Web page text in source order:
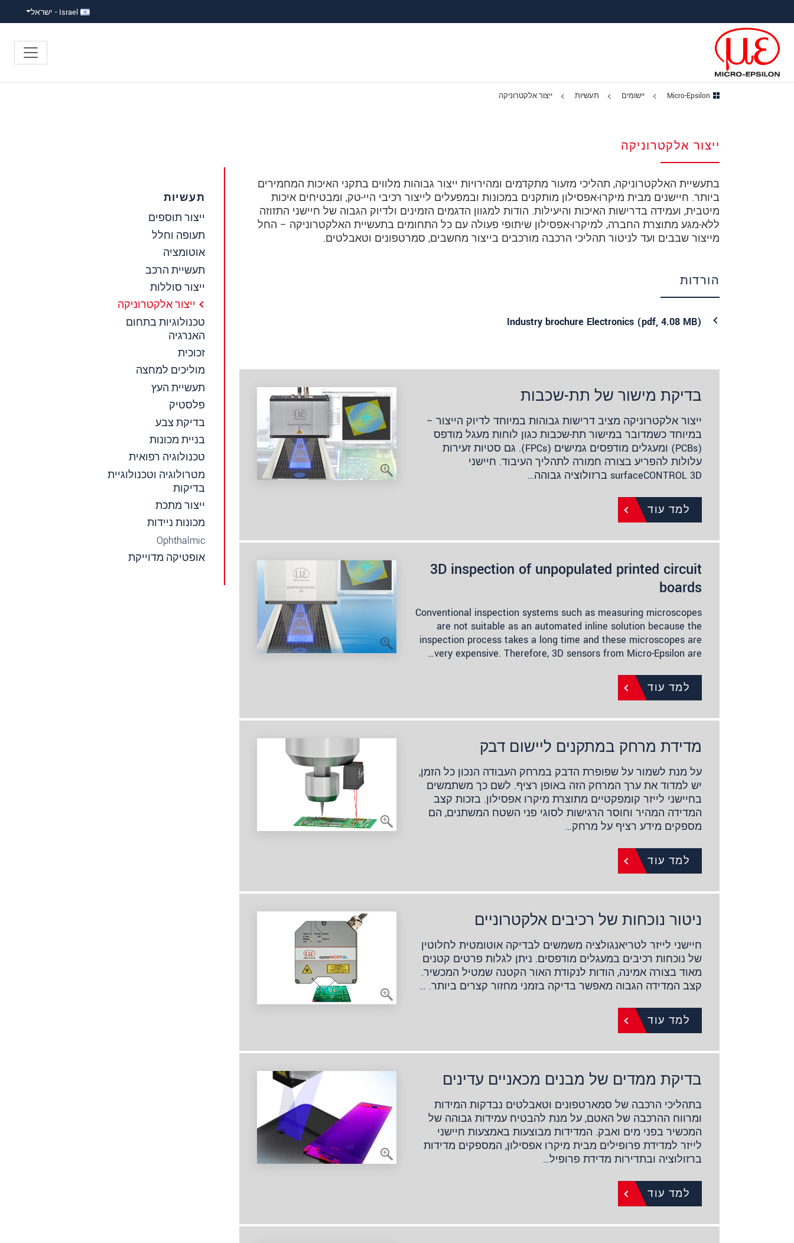
Israel - ישראל
Micro-Epsilon יישומים תעשיות ייצור אלקטרוניקה
ייצור אלקטרוניקה
בתעשיית האלקטרוניקה, תהליכי מזעור מתקדמים ומהירויות ייצור גבוהות מלווים בתקני האיכות המחמירים
ביותר. חיישנים מבית מיקרו-אפסילון מותקנים במכונות ובמפעלים לייצור רכיבי היי-טק, ומבטיחים איכות
מיטבית, ועמידה בדרישות האיכות והיעילות. הודות למגוון הדגמים הזמינים ולדיוק הגבוה של חיישני התזוזה
ללא-מגע מתוצרת החברה, למיקרו-אפסילון שיתופי פעולה עם כל התחומים בתעשיית האלקטרוניקה – החל
מייצור שבבים ועד לניטור תהליכי הרכבה מורכבים בייצור מחשבים, סמרטפונים וטאבלטים.
הורדות
Industry brochure Electronics (pdf, 4.08 MB)
בדיקת מישור של תת-שכבות
ייצור אלקטרוניקה מציב דרישות גבוהות במיוחד לדיוק הייצור –
במיוחד כשמדובר במישור תת-שכבות כגון לוחות מעגל מודפס
(PCBs) ומעגלים מודפסים גמישים (FPCs). גם סטיות זעירות
עלולות להפריע בצורה חמורה לתהליך העיבוד. חיישני
surfaceCONTROL 3D ברזולוציה גבוהה…
למד עוד
3D inspection of unpopulated printed circuit
boards
Conventional inspection systems such as measuring microscopes
are not suitable as an automated inline solution because the
inspection process takes a long time and these microscopes are
very expensive. Therefore, 3D sensors from Micro-Epsilon are…
למד עוד
מדידת מרחק במתקנים ליישום דבק
על מנת לשמור על שפופרת הדבק במרחק העבודה הנכון כל הזמן,
יש למדוד את ערך המרחק הזה באופן רציף. לשם כך משתמשים
בחיישני לייזר קומפקטיים מתוצרת מיקרו אפסילון. בזכות קצב
המדידה המהיר וחוסר הרגישות לסוגי פני השטח המשתנים, הם
מספקים מידע רציף על מרחק…
למד עוד
ניטור נוכחות של רכיבים אלקטרוניים
חיישני לייזר לטריאנגולציה משמשים לבדיקה אוטומטית לחלוטין
של נוכחות רכיבים במעגלים מודפסים. ניתן לגלות פרטים קטנים
מאוד בצורה אמינה, הודות לנקודת האור הקטנה שמטיל המכשיר.
קצב המדידה הגבוה מאפשר בדיקה בזמני מחזור קצרים ביותר. …
למד עוד
בדיקת ממדים של מבנים מכאניים עדינים
בתהליכי הרכבה של סמארטפונים וטאבלטים נבדקות המידות
ומרווח ההרכבה של האטם, על מנת להבטיח עמידות גבוהה של
המכשיר בפני מים ואבק. המדידות מבוצעות באמצעות חיישני
לייזר למדידת פרופילים מבית מיקרו אפסילון, המספקים מדידות
ברזולוציה ובתדירות מדידת פרופיל…
למד עוד
תעשיות
ייצור תוספים
תעופה וחלל
אוטומציה
תעשיית הרכב
ייצור סוללות
ייצור אלקטרוניקה
טכנולוגיות בתחום
האנרגיה
זכוכית
מוליכים למחצה
תעשיית העץ
פלסטיק
בדיקת צבע
בניית מכונות
טכנולוגיה רפואית
מטרולוגיה וטכנולוגיית
בדיקות
ייצור מתכת
מכונות ניידות
Ophthalmic
אופטיקה מדוייקת